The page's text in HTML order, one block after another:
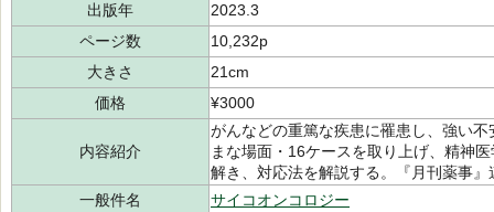
出版年
2023.3
ページ数
10,232p
大きさ
21cm
価格
¥3000
内容紹介
がんなどの重篤な疾患に罹患し、強い
まな場面・16ケースを取り上げ、精神
解き、対応法を解説する。『月刊薬事』
一般件名
サイコオンコロジー